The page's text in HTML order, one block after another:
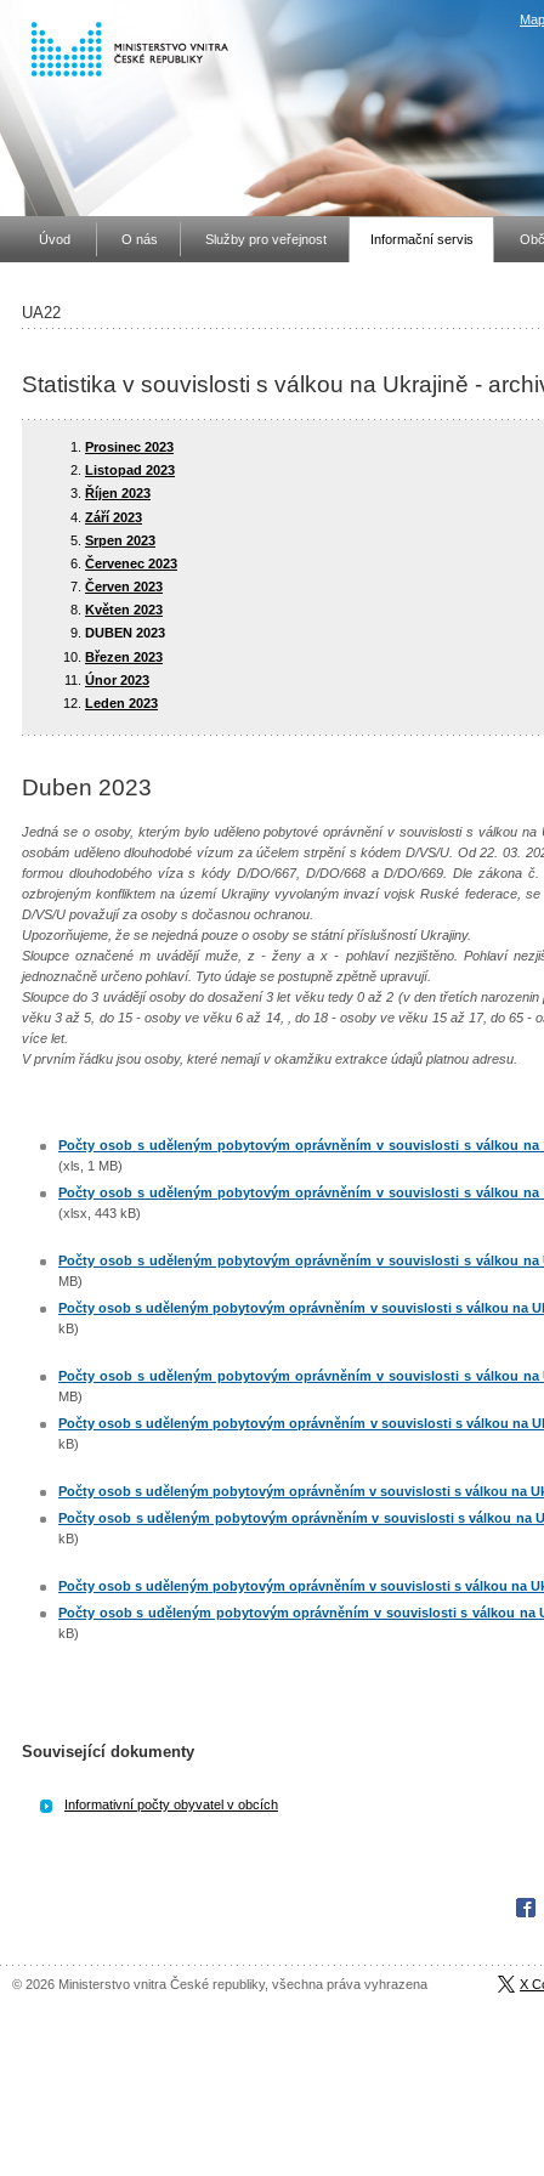
Úvod O nás Služby pro veřejnost Informační servis
UA22
Statistika v souvislosti s válkou na Ukrajině -
Prosinec 2023
Listopad 2023
Říjen 2023
Září 2023
Srpen 2023
Červenec 2023
Červen 2023
Květen 2023
DUBEN 2023
Březen 2023
Únor 2023
Leden 2023
Duben 2023
Jedná se o osoby, kterým bylo uděleno pobytové oprávnění v souvislosti s válkou
osobám uděleno dlouhodobé vízum za účelem strpění s kódem D/VS/U. Od 22. 03.
formou dlouhodobého víza s kódy D/DO/667, D/DO/668 a D/DO/669. Dle zákona
ozbrojeným konfliktem na území Ukrajiny vyvolaným invazí vojsk Ruské federace,
D/VS/U považují za osoby s dočasnou ochranou.
Upozorňujeme, že se nejedná pouze o osoby se státní příslušností Ukrajiny.
Sloupce označené m uvádějí muže, z - ženy a x - pohlaví nezjištěno. Pohlaví
jednoznačně určeno pohlaví. Tyto údaje se postupně zpětně upravují.
Sloupce do 3 uvádějí osoby do dosažení 3 let věku tedy 0 až 2 (v den třetích
věku 3 až 5, do 15 - osoby ve věku 6 až 14, , do 18 - osoby ve věku 15 až 17, do 65 -
více let.
V prvním řádku jsou osoby, které nemají v okamžiku extrakce údajů platnou adresu.
Počty osob s uděleným pobytovým oprávněním v souvislosti s válkou
(xls, 1 MB)
Počty osob s uděleným pobytovým oprávněním v souvislosti s válkou
(xlsx, 443 kB)
Počty osob s uděleným pobytovým oprávněním v souvislosti s válkou na
MB)
Počty osob s uděleným pobytovým oprávněním v souvislosti s válkou na
kB)
Počty osob s uděleným pobytovým oprávněním v souvislosti s válkou na
MB)
Počty osob s uděleným pobytovým oprávněním v souvislosti s válkou na
kB)
Počty osob s uděleným pobytovým oprávněním v souvislosti s válkou na
Počty osob s uděleným pobytovým oprávněním v souvislosti s válkou na
kB)
Počty osob s uděleným pobytovým oprávněním v souvislosti s válkou na
Počty osob s uděleným pobytovým oprávněním v souvislosti s válkou na
kB)
Související dokumenty
Informativní počty obyvatel v obcích
© 2026 Ministerstvo vnitra České republiky, všechna práva vyhrazena X